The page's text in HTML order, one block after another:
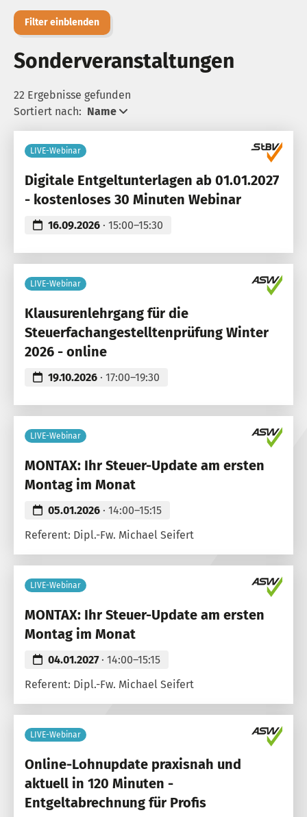
Filter einblenden
Sonderveranstaltungen
22 Ergebnisse gefunden
Sortiert nach: Name
LIVE-Webinar
Digitale Entgeltunterlagen ab 01.01.2027
- kostenloses 30 Minuten Webinar
16.09.2026 · 15:00–15:30
LIVE-Webinar
Klausurenlehrgang für die
Steuerfachangestelltenprüfung Winter
2026 - online
19.10.2026 · 17:00–19:30
LIVE-Webinar
MONTAX: Ihr Steuer-Update am ersten
Montag im Monat
05.01.2026 · 14:00–15:15
Referent: Dipl.-Fw. Michael Seifert
LIVE-Webinar
MONTAX: Ihr Steuer-Update am ersten
Montag im Monat
04.01.2027· 14:00–15:15
Referent: Dipl.-Fw. Michael Seifert
LIVE-Webinar
Online-Lohnupdate praxisnah und
aktuell in 120 Minuten -
Entgeltabrechnung für Profis